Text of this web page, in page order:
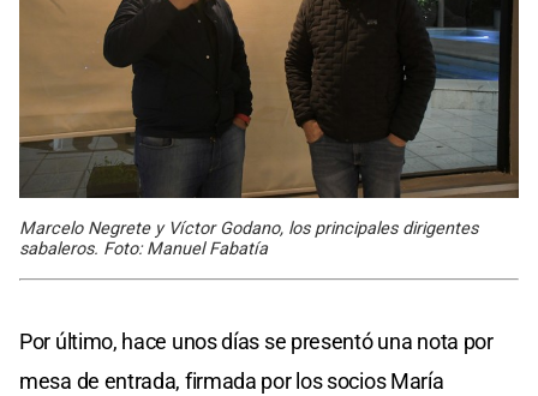
Marcelo Negrete y Víctor Godano, los principales dirigentes
sabaleros. Foto: Manuel Fabatía
Por último, hace unos días se presentó una nota por
mesa de entrada, firmada por los socios María